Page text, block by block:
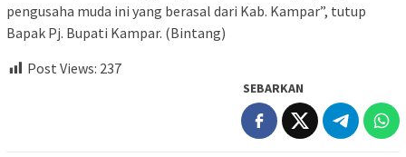
pengusaha muda ini yang berasal dari Kab. Kampar”, tutup
Bapak Pj. Bupati Kampar. (Bintang)
Post Views: 237
SEBARKAN